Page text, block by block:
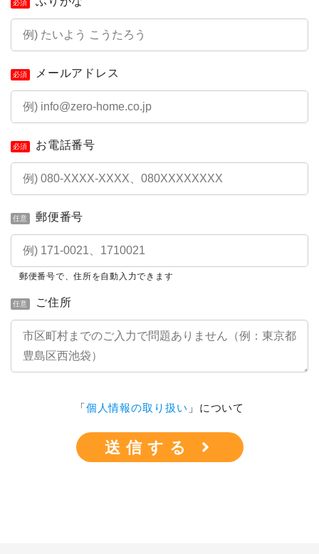
必須
必須 メールアドレス
必須 お電話番号
任意 郵便番号
郵便番号で、住所を自動入力できます
任意 ご住所
「個人情報の取り扱い 」について